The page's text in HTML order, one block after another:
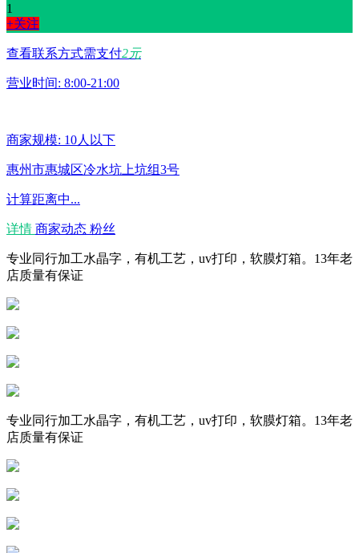
1
+关注
查看联系方式需支付2元
营业时间: 8:00-21:00
商家规模: 10人以下
惠州市惠城区冷水坑上坑组3号
计算距离中...
详情 商家动态 粉丝
专业同行加工水晶字，有机工艺，uv打印，软膜灯箱。13年老
店质量有保证
专业同行加工水晶字，有机工艺，uv打印，软膜灯箱。13年老
店质量有保证